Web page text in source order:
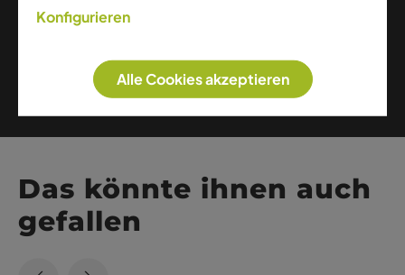
Kontrolle und ein neues E-Bike-Erlebnis.
Weitere Artikel dieser Marke
Das könnte ihnen auch
gefallen
Konfigurieren
Alle Cookies akzeptieren